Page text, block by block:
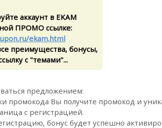
аккаунт в EKAM
ПРОМО ссылке:
ekam.html
преимущества, бонусы,
с "темами"...
предложением:
промокода Вы получите промокод и
с регистрацией.
бонус будет успешно